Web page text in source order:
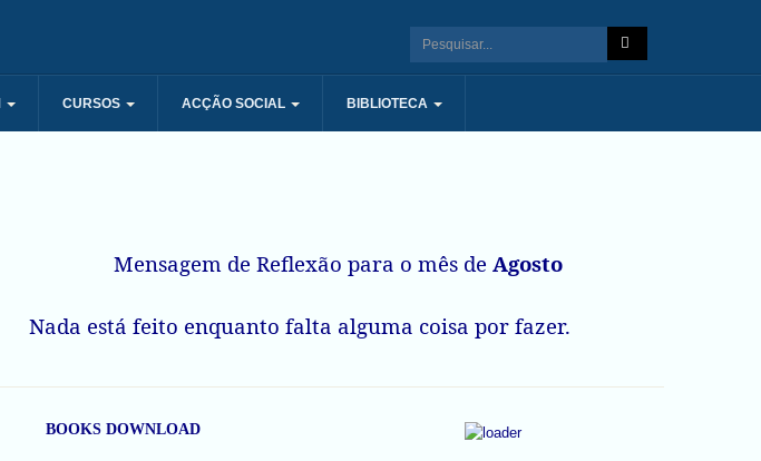
CURSOS ACÇÃO SOCIAL BIBLIOTECA
Mensagem de Reflexão para o mês de Agosto
Nada está feito enquanto falta alguma coisa por fazer.
BOOKS DOWNLOAD